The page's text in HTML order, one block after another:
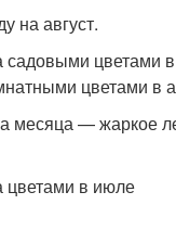
на август.
садовыми цветами в
цветами в
месяца — жаркое
цветами в июле